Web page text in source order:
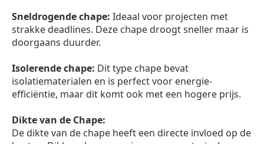
Sneldrogende chape: Ideaal voor projecten met
strakke deadlines. Deze chape droogt sneller maar is
doorgaans duurder.
Isolerende chape: Dit type chape bevat
isolatiematerialen en is perfect voor energie-
efficiëntie, maar dit komt ook met een hogere prijs.
Dikte van de Chape:
De dikte van de chape heeft een directe invloed op de